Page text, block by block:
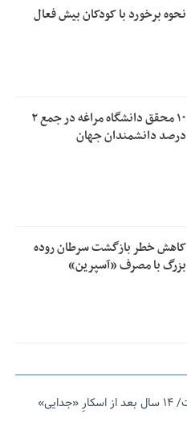
نحوه برخورد با کودکان بیش فعال
۱۰ محقق دانشگاه مراغه در جمع ۲
درصد دانشمندان جهان
کاهش خطر بازگشت سرطان روده
بزرگ با مصرف «آسپرین»
نجات‌دهنده‌ همچنان در آیینه است/ ۱۴ سال بعد از اسکارِ «جدایی»